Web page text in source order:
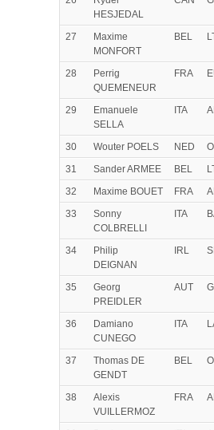
HESJEDAL
27
Maxime
MONFORT
BEL
28
Perrig
QUEMENEUR
FRA
29
Emanuele
SELLA
ITA
30 Wouter POELS NED
31
Sander ARMEE BEL
32
Maxime BOUET FRA
33
Sonny
COLBRELLI
ITA
34
Philip
DEIGNAN
IRL
35
Georg
PREIDLER
AUT
36
Damiano
CUNEGO
ITA
37
Thomas DE
GENDT
BEL
38
Alexis
VUILLERMOZ
FRA